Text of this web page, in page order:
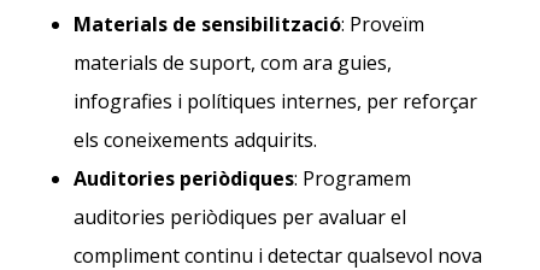
Materials de sensibilització: Proveïm
materials de suport, com ara guies,
infografies i polítiques internes, per reforçar
els coneixements adquirits.
Auditories periòdiques: Programem
auditories periòdiques per avaluar el
compliment continu i detectar qualsevol nova